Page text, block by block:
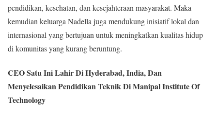
pendidikan, kesehatan, dan kesejahteraan masyarakat. Maka
kemudian keluarga Nadella juga mendukung inisiatif lokal dan
internasional yang bertujuan untuk meningkatkan kualitas hidup
di komunitas yang kurang beruntung.
CEO Satu Ini Lahir Di Hyderabad, India, Dan
Menyelesaikan Pendidikan Teknik Di Manipal Institute Of
Technology